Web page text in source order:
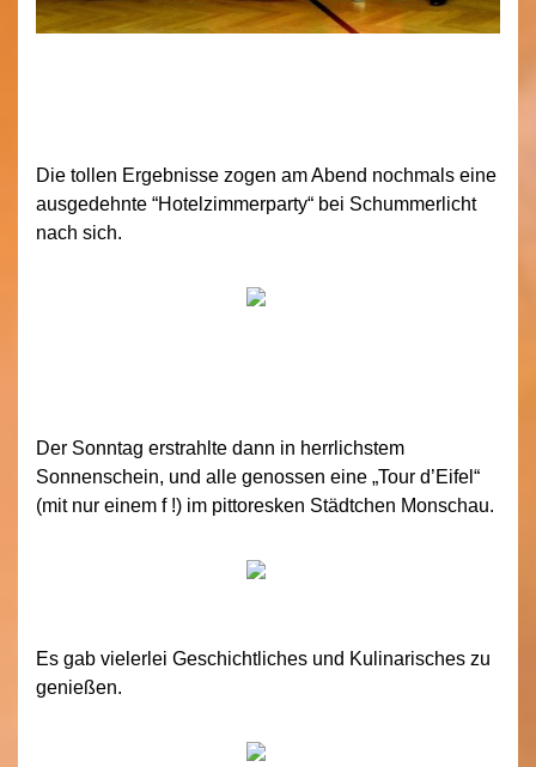
Die tollen Ergebnisse zogen am Abend nochmals eine
ausgedehnte “Hotelzimmerparty“ bei Schummerlicht
nach sich.
Der Sonntag erstrahlte dann in herrlichstem
Sonnenschein, und alle genossen eine „Tour d’Eifel“
(mit nur einem f !) im pittoresken Städtchen Monschau.
Es gab vielerlei Geschichtliches und Kulinarisches zu
genießen.